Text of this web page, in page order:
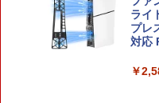
￥
ライ
プレ
対応
￥